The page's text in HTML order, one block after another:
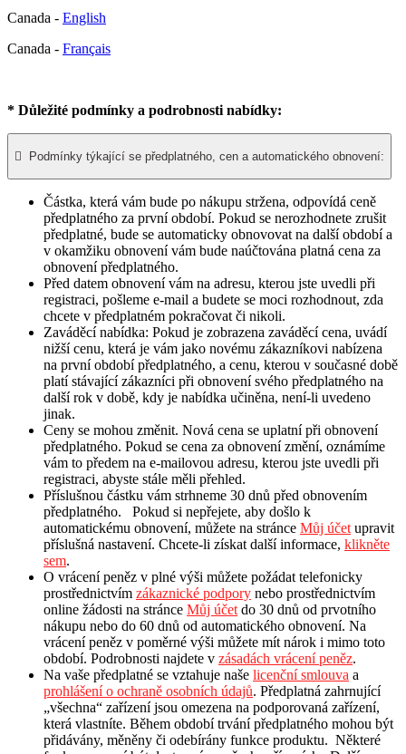
Canada - English
Canada - Français
* Důležité podmínky a podrobnosti nabídky:
 Podmínky týkající se předplatného, cen a automatického obnovení:
Částka, která vám bude po nákupu stržena, odpovídá ceně
předplatného za první období. Pokud se nerozhodnete zrušit
předplatné, bude se automaticky obnovovat na další období a
v okamžiku obnovení vám bude naúčtována platná cena za
obnovení předplatného.​
Před datem obnovení vám na adresu, kterou jste uvedli při
registraci, pošleme e-mail a budete se moci rozhodnout, zda
chcete v předplatném pokračovat či nikoli.
Zaváděcí nabídka: Pokud je zobrazena zaváděcí cena, uvádí
nižší cenu, která je vám jako novému zákazníkovi nabízena
na první období předplatného, a cenu, kterou v současné době
platí stávající zákazníci při obnovení svého předplatného na
další rok v době, kdy je nabídka učiněna, není-li uvedeno
jinak.
Ceny se mohou změnit. Nová cena se uplatní při obnovení
předplatného. Pokud se cena za obnovení změní, oznámíme
vám to předem na e-mailovou adresu, kterou jste uvedli při
registraci, abyste stále měli přehled.
Příslušnou částku vám strhneme 30 dnů před obnovením
předplatného. Pokud si nepřejete, aby došlo k
automatickému obnovení, můžete na stránce Můj účet upravit
příslušná nastavení. Chcete-li získat další informace, klikněte
sem.
O vrácení peněz v plné výši můžete požádat telefonicky
prostřednictvím zákaznické podpory nebo prostřednictvím
online žádosti na stránce Můj účet do 30 dnů od prvotního
nákupu nebo do 60 dnů od automatického obnovení. Na
vrácení peněz v poměrné výši můžete mít nárok i mimo toto
období. Podrobnosti najdete v zásadách vrácení peněz.
Na vaše předplatné se vztahuje naše licenční smlouva a
prohlášení o ochraně osobních údajů. Předplatná zahrnující
„všechna“ zařízení jsou omezena na podporovaná zařízení,
která vlastníte. Během období trvání předplatného mohou být
přidávány, měněny či odebírány funkce produktu. Některé